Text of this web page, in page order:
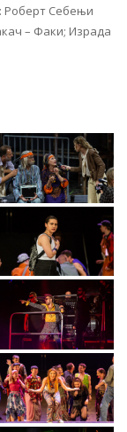
Роберт Себењи
– Факи; Израда